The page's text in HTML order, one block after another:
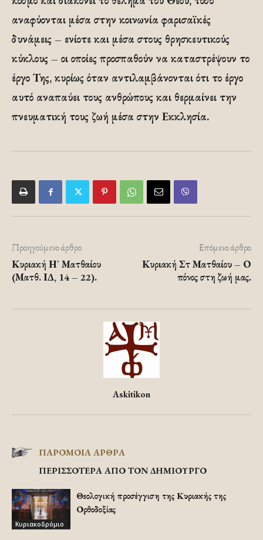
αναφύονται μέσα στην κοινωνία φαρισαϊκές
δυνάμεις – ενίοτε και μέσα στους θρησκευτικούς
κύκλους – οι οποίες προσπαθούν να καταστρέψουν το
έργο Της, κυρίως όταν αντιλαμβάνονται ότι το έργο
αυτό αναπαύει τους ανθρώπους και θερμαίνει την
πνευματική τους ζωή μέσα στην Εκκλησία.
Προηγούμενο άρθρο
Κυριακή Η΄ Ματθαίου
(Ματθ. ΙΔ, 14 – 22).
Επόμενο άρθρο
Κυριακή Στ Ματθαίου – Ο
πόνος στη ζωή μας.
Askitikon
ΠΑΡΟΜΟΙΑ ΑΡΘΡΑ
ΠΕΡΙΣΣΟΤΕΡΑ ΑΠΟ ΤΟΝ ΔΗΜΙΟΥΡΓΟ
Κυριακοδρόμιο
Θεολογική προσέγγιση της Κυριακής της
Ορθοδοξίας